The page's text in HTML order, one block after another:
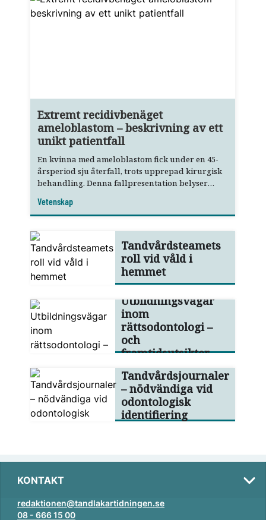
Extremt recidivbenäget
ameloblastom – beskrivning av ett
unikt patientfall
En kvinna med ameloblastom fick under en 45-
årsperiod sju återfall, trots upprepad kirurgisk
behandling. Denna fallpresentation belyser
upptäckt och remittering.
Vetenskap
Tandvårdsteamets
roll vid våld i
hemmet
Utbildningsvägar
inom
rättsodontologi –
och
framtidsutsikter
Tandvårdsjournaler
– nödvändiga vid
odontologisk
identifiering
KONTAKT
redaktionen@tandlakartidningen.se
08 - 666 15 00